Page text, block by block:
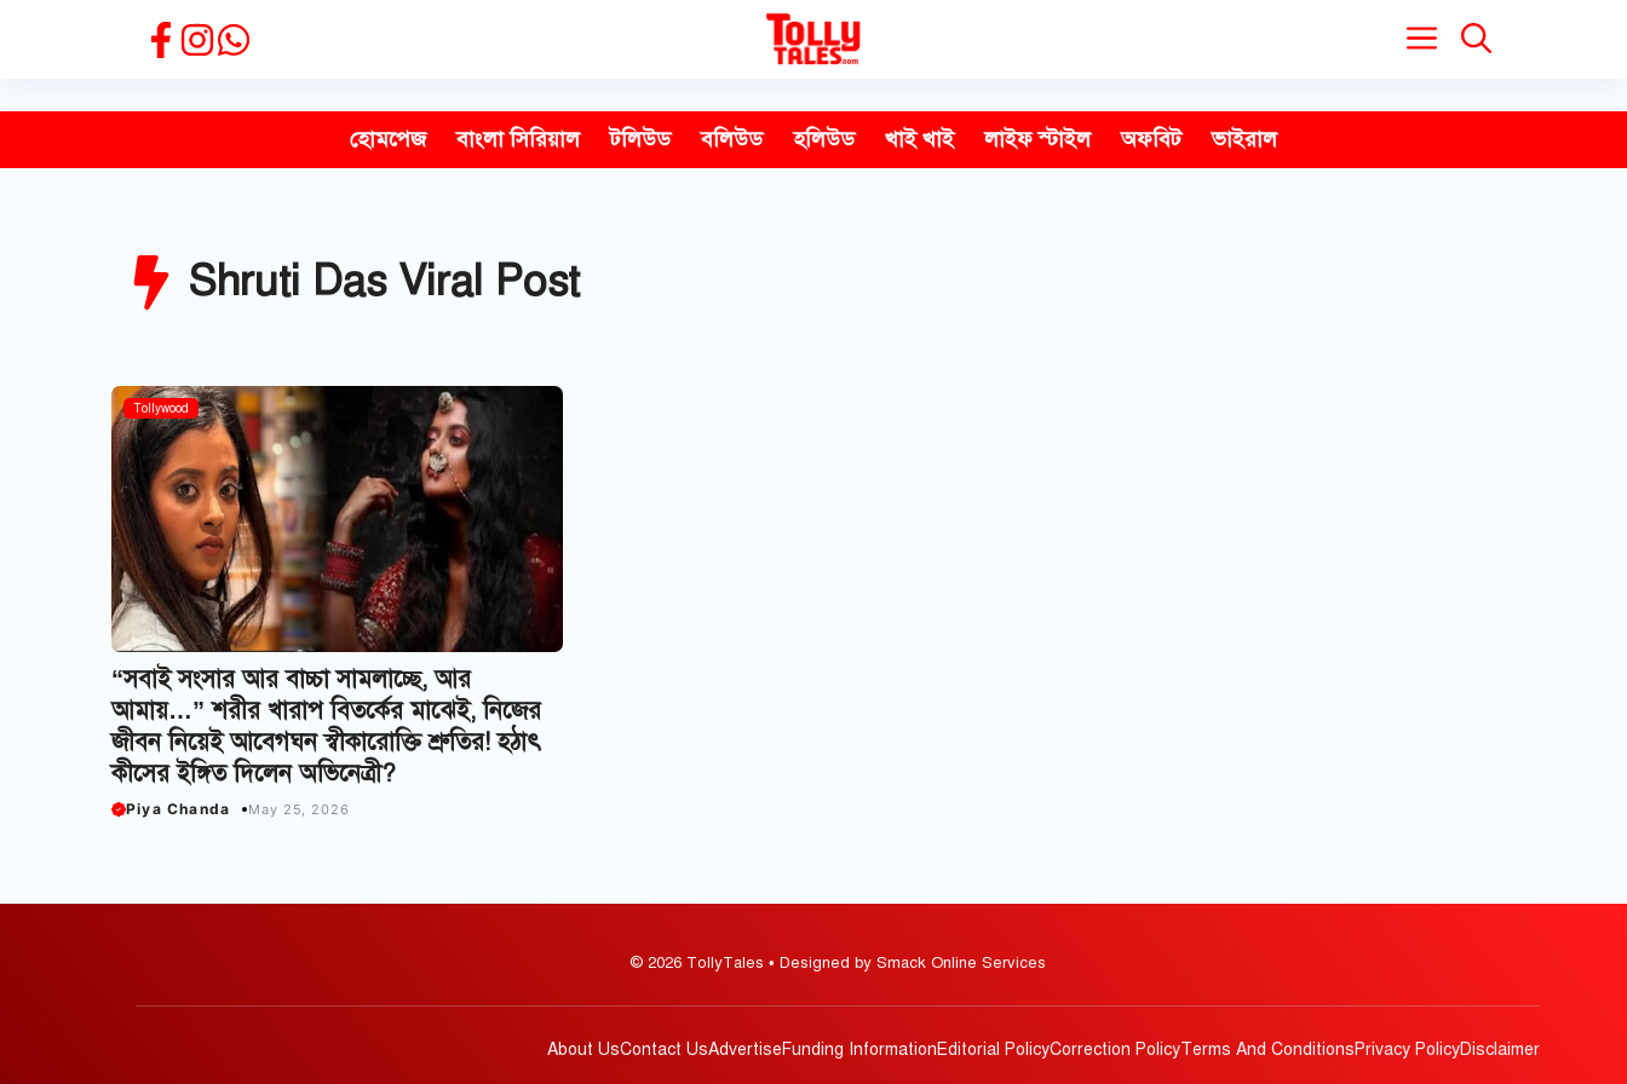
হোমপেজ বাংলা সিরিয়াল টলিউড বলিউড হলিউড খাই খাই লাইফ স্টাইল অফবিট ভাইরাল
Shruti Das Viral Post
Tollywood
“সবাই সংসার আর বাচ্চা সামলাচ্ছে, আর
আমায়…” শরীর খারাপ বিতর্কের মাঝেই, নিজের
জীবন নিয়েই আবেগঘন স্বীকারোক্তি শ্রুতির! হঠাৎ
কীসের ইঙ্গিত দিলেন অভিনেত্রী?
Piya Chanda May 25, 2026
© 2026 TollyTales • Designed by Smack Online Services
About UsContact UsAdvertiseFunding InformationEditorial PolicyCorrection PolicyTerms And ConditionsPrivacy PolicyDisclaimer